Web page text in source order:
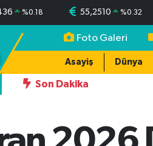
%0.18 55,2510 %0.32
Foto Galeri
Asayiş Dünya
Son Dakika